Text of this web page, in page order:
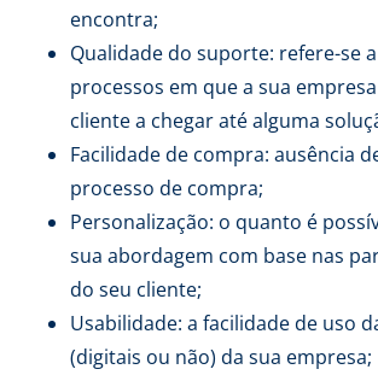
encontra;
Qualidade do suporte: refere-se
processos em que a sua
cliente a chegar até alguma
Facilidade de compra: ausência
processo de compra;
Personalização: o quanto é
sua abordagem com base nas
do seu cliente;
Usabilidade: a facilidade de uso
(digitais ou não) da sua empresa;